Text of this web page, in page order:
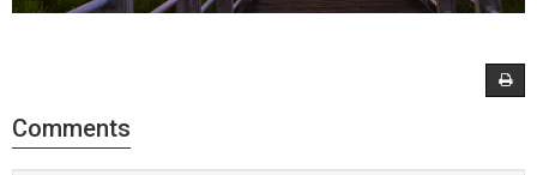
Comments